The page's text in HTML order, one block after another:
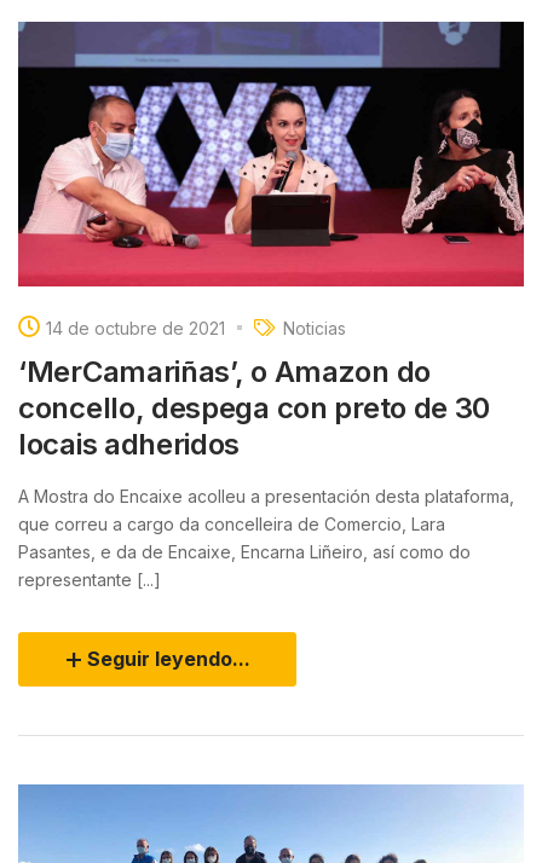
14 de octubre de 2021 Noticias
‘MerCamariñas’, o Amazon do
concello, despega con preto de 30
locais adheridos
A Mostra do Encaixe acolleu a presentación desta plataforma,
que correu a cargo da concelleira de Comercio, Lara
Pasantes, e da de Encaixe, Encarna Liñeiro, así como do
representante [...]
Seguir leyendo...